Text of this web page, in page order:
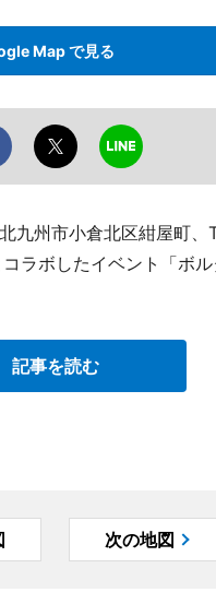
Map で見る
九州市小倉北区紺屋町
ラボしたイベント「ボ
記事を読む
次の地図